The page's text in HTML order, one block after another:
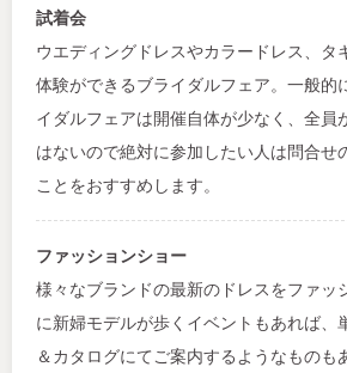
試着会
ウエディングドレスやカラードレス、タ
体験ができるブライダルフェア。一般的
イダルフェアは開催自体が少なく、全員
はないので絶対に参加したい人は問合せ
ことをおすすめします。
ファッションショー
様々なブランドの最新のドレスをファッ
に新婦モデルが歩くイベントもあれば、
＆カタログにてご案内するようなものも